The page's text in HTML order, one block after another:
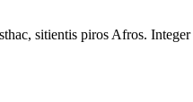
sitientis piros Afros.